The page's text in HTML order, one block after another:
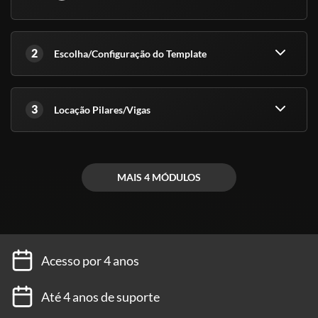
- Meu certificado é aceito pelo CREA, CRC e CRM?
Conforme explicado acima, nossos cursos são de nível básico e
livre, ou seja, servem para atualização e qualificação. Todos esses
órgãos são de nível superior.
(Fontes: Secretaria de Educação de São Paulo e ABED)
2 Escolha/Configuração do Template
3 Locação Pilares/Vigas
MAIS 4 MÓDULOS
Acesso por 4 anos
Até 4 anos de suporte